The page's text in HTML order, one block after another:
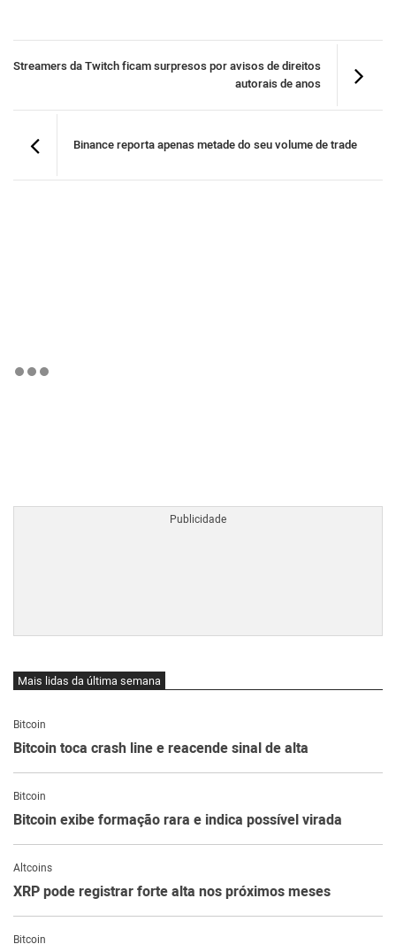
Streamers da Twitch ficam surpresos por avisos de direitos
autorais de anos
Binance reporta apenas metade do seu volume de trade
Mais lidas da última semana
Bitcoin
Bitcoin toca crash line e reacende sinal de alta
Bitcoin
Bitcoin exibe formação rara e indica possível virada
Altcoins
XRP pode registrar forte alta nos próximos meses
Bitcoin